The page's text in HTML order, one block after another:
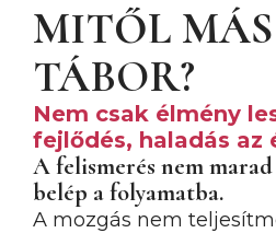
MITŐL
TÁBOR?
Nem csak élmény
fejlődés, haladás az
A felismerés nem
belép a folyamatba.
A mozgás nem